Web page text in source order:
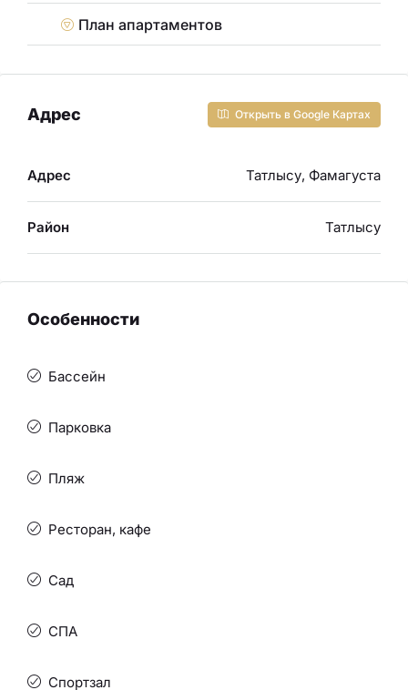
План апартаментов
Адрес Открыть в Google Картах
Адрес Татлысу, Фамагуста
Район Татлысу
Особенности
Бассейн
Парковка
Пляж
Ресторан, кафе
Сад
СПА
Спортзал